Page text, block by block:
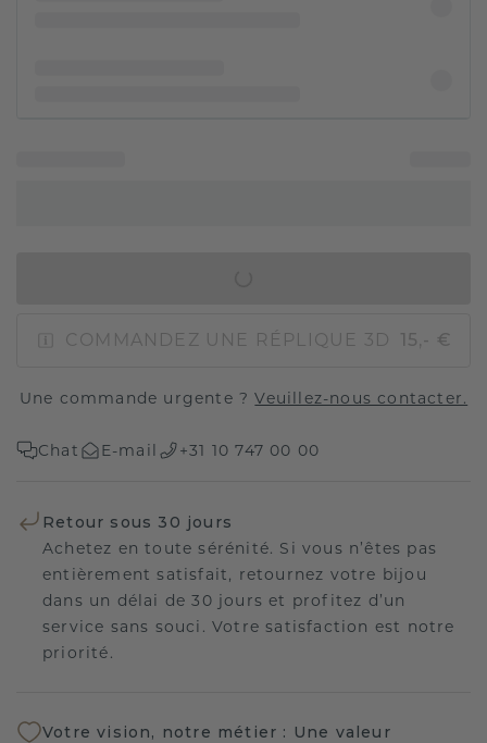
COMMANDEZ UNE RÉPLIQUE 3D 15,- €
Une commande urgente ?Veuillez-nous contacter.
Chat E-mail +31 10 747 00 00
Retour sous 30 jours
Achetez en toute sérénité. Si vous n’êtes pas
entièrement satisfait, retournez votre bijou
dans un délai de 30 jours et profitez d’un
service sans souci. Votre satisfaction est notre
priorité.
Votre vision, notre métier : Une valeur